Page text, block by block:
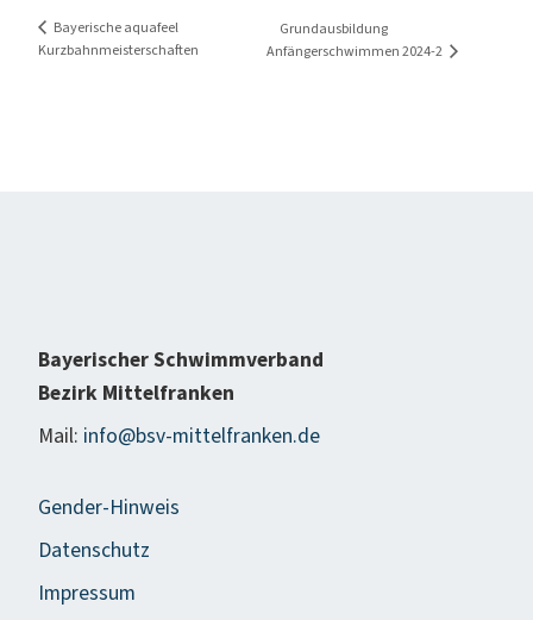
Bayerische aquafeel
Kurzbahnmeisterschaften
Grundausbildung
Anfängerschwimmen 2024-2
Bayerischer Schwimmverband
Bezirk Mittelfranken
Mail: info@bsv-mittelfranken.de
Gender-Hinweis
Datenschutz
Impressum